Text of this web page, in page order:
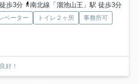
歩3分
南北線「溜池山王」駅 徒歩3分
ベーター トイレ２ヶ所
事務所可
好！